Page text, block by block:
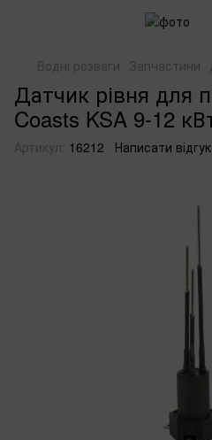
Водні розваги Запчастини
Датчик рівня для
Coasts KSA 9-12
Артикул: 16212 Написати відгук